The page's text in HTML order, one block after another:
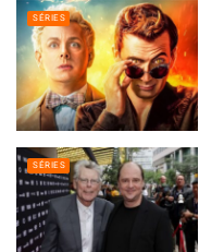
SÉRIES
SÉRIES